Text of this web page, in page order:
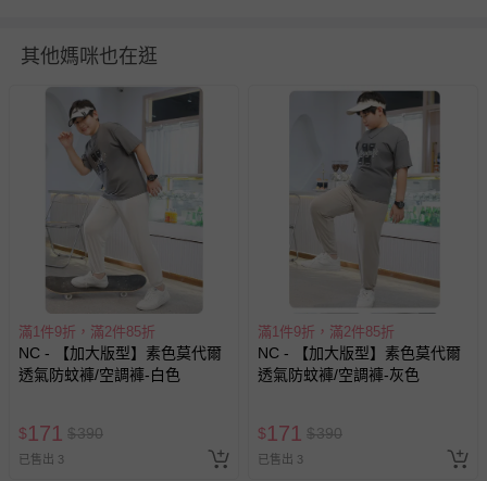
您所購買的商品享有7天的鑑賞期／猶豫期權益，但此期間
並非試用期，您所退回的商品必須是未經使用的全新狀態，
包含完整包裝、配件、說明文件及贈品等。
如需退換貨，請於收到商品7天（含例假日內提出），如為
瑕疵退換貨所產生的運費，將由媽咪愛負責處理，若非瑕疵
並點選『我要退貨』即可進行申請。若有相關退貨問題，請
至媽咪愛
LINE@客服ID: @mamilove
我們將依序為您處理
與服務，謝謝。
其他媽咪也在逛
滿1件9折，滿2件85折
NC - 【加大版型】素色莫代爾
透氣防蚊褲/空調褲-白色
$171 $390
已售出 3
滿1件9折，滿2件85折
NC - 【加大版型】素色莫代爾
透氣防蚊褲/空調褲-灰色
$171 $390
已售出 3